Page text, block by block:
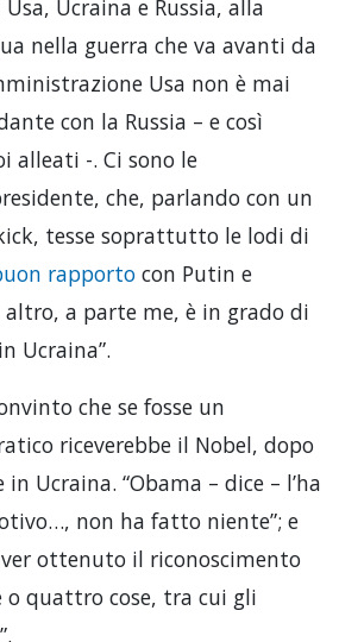
Ucraina e Russia, alla
nella guerra che va avanti da
Usa non è mai
con la Russia – e così
alleati -. Ci sono le
che, parlando con un
tesse soprattutto le lodi di
rapporto con Putin e
altro, a parte me, è in grado di
Ucraina”.
che se fosse un
riceverebbe il Nobel, dopo
Ucraina. “Obama – dice – l’ha
non ha fatto niente”; e
ottenuto il riconoscimento
o quattro cose, tra cui gli